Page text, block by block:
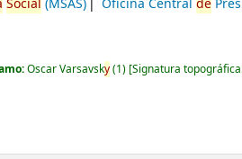
Social (MSAS) Oficina Centralde
Oscar Varsavsky(1) Signatura